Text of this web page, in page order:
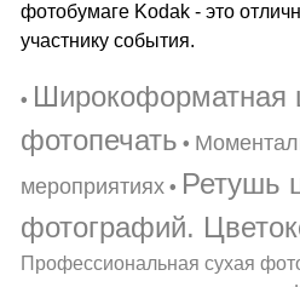
фотобумаге Kodak - это
участнику события.
• Широкоформатная
фотопечать •
мероприятиях• Ретушь
фотографий.
Профессиональная сухая